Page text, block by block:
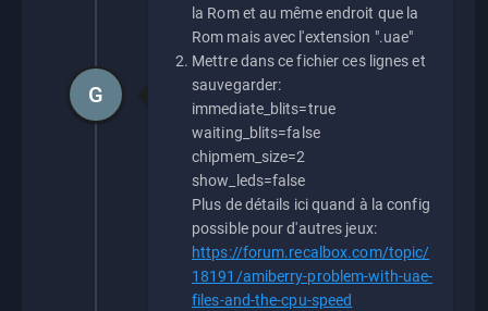
la Rom et au même endroit que la
Rom mais avec l'extension ".uae"
Mettre dans ce fichier ces lignes et
sauvegarder:
immediate_blits=true
waiting_blits=false
chipmem_size=2
show_leds=false
Plus de détails ici quand à la config
possible pour d'autres jeux:
https://forum.recalbox.com/topic/
18191/amiberry-problem-with-uae-
files-and-the-cpu-speed
G